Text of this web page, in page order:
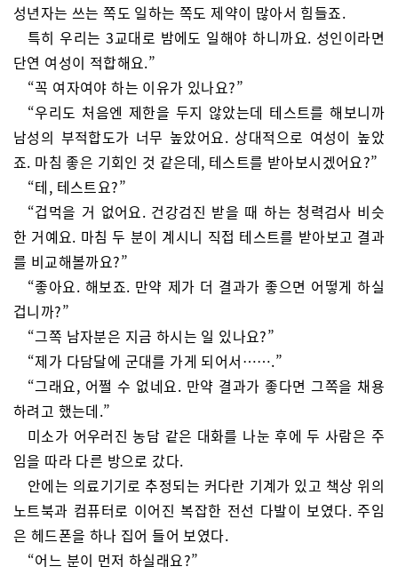
성년자는 쓰는 쪽도 일하는 쪽도 제약이 많아서 힘들죠.
특히 우리는 3교대로 밤에도 일해야 하니까요. 성인이라면
단연 여성이 적합해요.”
“꼭 여자여야 하는 이유가 있나요?”
“우리도 처음엔 제한을 두지 않았는데 테스트를 해보니까
남성의 부적합도가 너무 높았어요. 상대적으로 여성이 높았
죠. 마침 좋은 기회인 것 같은데, 테스트를 받아보시겠어요?”
“테, 테스트요?”
“겁먹을 거 없어요. 건강검진 받을 때 하는 청력검사 비슷
한 거예요. 마침 두 분이 계시니 직접 테스트를 받아보고 결과
를 비교해볼까요?”
“좋아요. 해보죠. 만약 제가 더 결과가 좋으면 어떻게 하실
겁니까?”
“그쪽 남자분은 지금 하시는 일 있나요?”
“제가 다담달에 군대를 가게 되어서…….”
“그래요, 어쩔 수 없네요. 만약 결과가 좋다면 그쪽을 채용
하려고 했는데.”
미소가 어우러진 농담 같은 대화를 나눈 후에 두 사람은 주
임을 따라 다른 방으로 갔다.
안에는 의료기기로 추정되는 커다란 기계가 있고 책상 위의
노트북과 컴퓨터로 이어진 복잡한 전선 다발이 보였다. 주임
은 헤드폰을 하나 집어 들어 보였다.
“어느 분이 먼저 하실래요?”